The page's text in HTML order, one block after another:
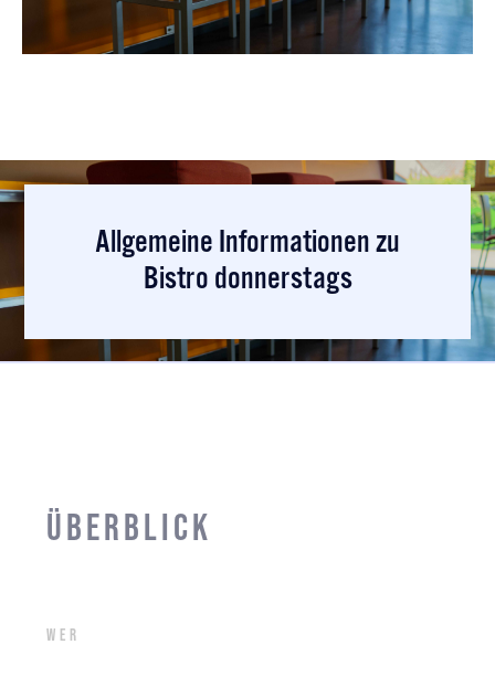
Allgemeine Informationen zu
Bistro donnerstags
Überblick
Wer